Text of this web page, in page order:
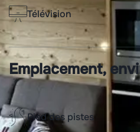
Télévision
Emplacement,
Pied des pistes